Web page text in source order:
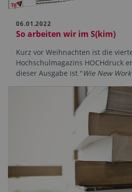
06.01.2022
So arbeiten wir im S(kim)
Kurz vor Weihnachten ist die
Hochschul­magazins HOCHdruck
dieser Ausgabe ist "Wie New